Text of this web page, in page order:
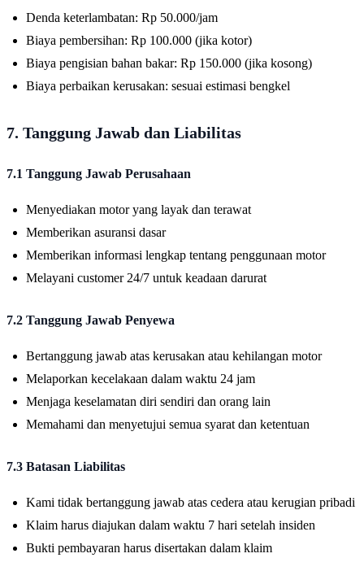
Denda keterlambatan: Rp 50.000/jam
Biaya pembersihan: Rp 100.000 (jika kotor)
Biaya pengisian bahan bakar: Rp 150.000 (jika kosong)
Biaya perbaikan kerusakan: sesuai estimasi bengkel
7. Tanggung Jawab dan Liabilitas
7.1 Tanggung Jawab Perusahaan
Menyediakan motor yang layak dan terawat
Memberikan asuransi dasar
Memberikan informasi lengkap tentang penggunaan motor
Melayani customer 24/7 untuk keadaan darurat
7.2 Tanggung Jawab Penyewa
Bertanggung jawab atas kerusakan atau kehilangan motor
Melaporkan kecelakaan dalam waktu 24 jam
Menjaga keselamatan diri sendiri dan orang lain
Memahami dan menyetujui semua syarat dan ketentuan
7.3 Batasan Liabilitas
Kami tidak bertanggung jawab atas cedera atau kerugian pribadi
Klaim harus diajukan dalam waktu 7 hari setelah insiden
Bukti pembayaran harus disertakan dalam klaim